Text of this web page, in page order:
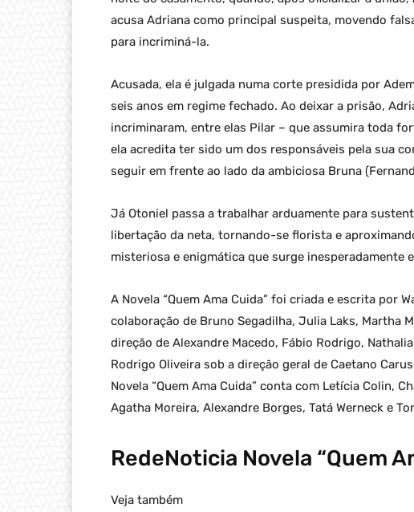
acusa Adriana como principal suspeita, movendo
para incriminá-la.
Acusada, ela é julgada numa corte presidida por
seis anos em regime fechado. Ao deixar a prisão,
incriminaram, entre elas Pilar – que assumira toda
ela acredita ter sido um dos responsáveis pela sua
seguir em frente ao lado da ambiciosa Bruna
Já Otoniel passa a trabalhar arduamente para
libertação da neta, tornando-se florista e
misteriosa e enigmática que surge inesperadamente
A Novela “Quem Ama Cuida” foi criada e escrita por
colaboração de Bruno Segadilha, Julia Laks, Martha
direção de Alexandre Macedo, Fábio Rodrigo,
Rodrigo Oliveira sob a direção geral de Caetano
Novela “Quem Ama Cuida” conta com Letícia Colin,
Agatha Moreira, Alexandre Borges, Tatá Werneck e
RedeNoticia Novela “Quem
Veja também